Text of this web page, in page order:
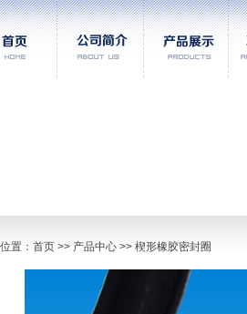
置： 首页 >> 产品中心 >> 楔形橡胶密封圈